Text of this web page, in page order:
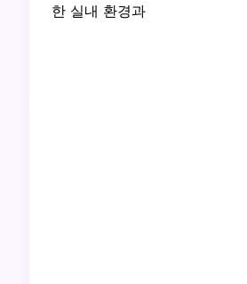
한 실내 환경과